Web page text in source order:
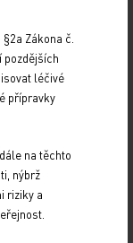
zlepšovat
i na další
Zákona č.
pozdějších
léčivé
přípravky
na těchto
nýbrž
riziky a